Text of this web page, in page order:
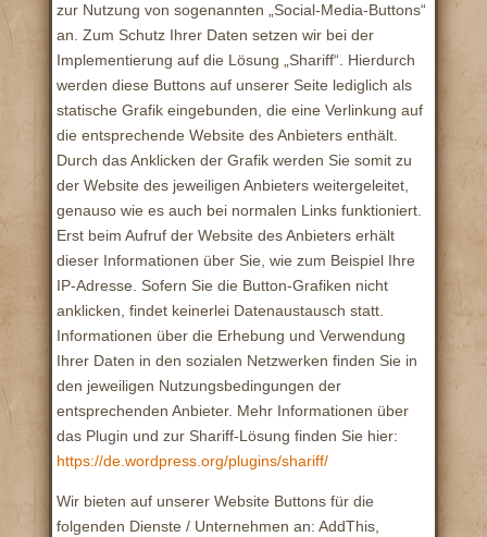
zur Nutzung von sogenannten „Social-Media-Buttons“
an. Zum Schutz Ihrer Daten setzen wir bei der
Implementierung auf die Lösung „Shariff“. Hierdurch
werden diese Buttons auf unserer Seite lediglich als
statische Grafik eingebunden, die eine Verlinkung auf
die entsprechende Website des Anbieters enthält.
Durch das Anklicken der Grafik werden Sie somit zu
der Website des jeweiligen Anbieters weitergeleitet,
genauso wie es auch bei normalen Links funktioniert.
Erst beim Aufruf der Website des Anbieters erhält
dieser Informationen über Sie, wie zum Beispiel Ihre
IP-Adresse. Sofern Sie die Button-Grafiken nicht
anklicken, findet keinerlei Datenaustausch statt.
Informationen über die Erhebung und Verwendung
Ihrer Daten in den sozialen Netzwerken finden Sie in
den jeweiligen Nutzungsbedingungen der
entsprechenden Anbieter. Mehr Informationen über
das Plugin und zur Shariff-Lösung finden Sie hier:
https://de.wordpress.org/plugins/shariff/
Wir bieten auf unserer Website Buttons für die
folgenden Dienste / Unternehmen an: AddThis,